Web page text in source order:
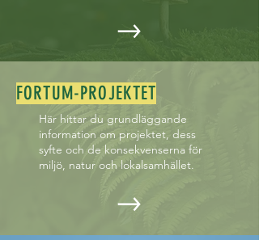
FORTUM-PROJEKTET
Här hittar du grundläggande
information om projektet, dess
syfte och de konsekvenserna för
miljö, natur och lokalsamhället.